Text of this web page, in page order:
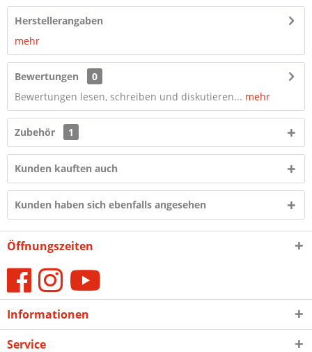
Herstellerangaben
mehr
Bewertungen
0
Bewertungen lesen, schreiben und diskutieren... mehr
Zubehör 1
Kunden kauften auch
Kunden haben sich ebenfalls angesehen
Öffnungszeiten
Informationen
Service